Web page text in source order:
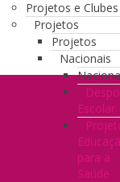
Projetos e Clubes
Projetos
Projetos
Nacionais
Escolar
para a
Saúde